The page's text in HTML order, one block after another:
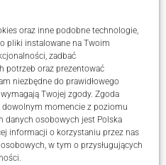
oraz inne podobne technologie,
pliki instalowane na Twoim
zadbać
potrzeb oraz prezentować
niezbędne do prawidłowego
Twojej zgody. Zgoda
momencie z poziomu
danych osobowych jest Polska
informacji o korzystaniu przez nas
w tym o przysługujących
.